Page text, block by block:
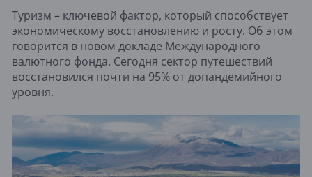
Туризм – ключевой фактор, который способствует
экономическому восстановлению и росту. Об этом
говорится в новом докладе Международного
валютного фонда. Сегодня сектор путешествий
восстановился почти на 95% от допандемийного
уровня.